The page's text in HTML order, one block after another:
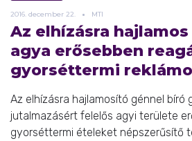
2016. december 22. MTI
Az elhízásra
agya erősebben
gyorséttermi
Az elhízásra hajlamosító génnel bíró
jutalmazásért felelős agyi területe
gyorséttermi ételeket népszerűsítő